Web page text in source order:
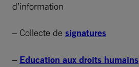
d’information
– Collecte de signatures
– Education aux droits humains